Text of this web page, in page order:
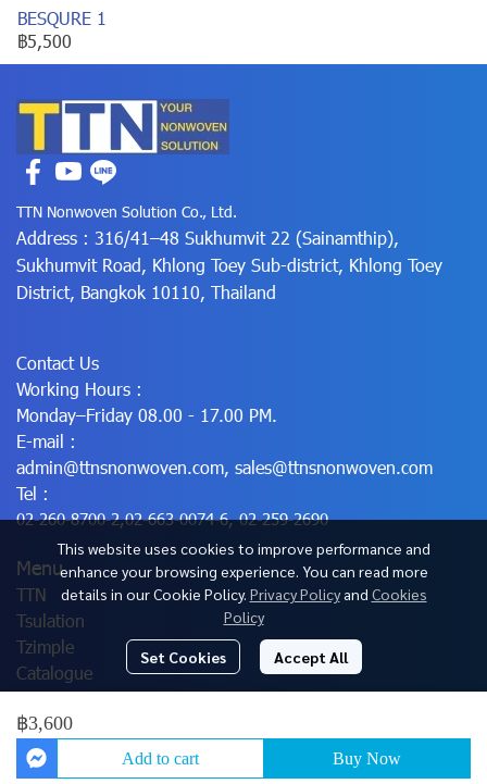
BESQURE 1
฿5,500
฿3,600
Add to cart Buy Now
This website uses cookies to improve performance and
enhance your browsing experience. You can read more
details in our Cookie Policy. Privacy Policy and Cookies
Policy
Set Cookies Accept All
TTN Nonwoven Solution Co., Ltd.
Address : 316/41–48 Sukhumvit 22 (Sainamthip),
Sukhumvit Road, Khlong Toey Sub-district, Khlong Toey
District, Bangkok 10110, Thailand
Contact Us
Working Hours :
Monday–Friday 08.00 - 17.00 PM.
E-mail :
admin@ttnsnonwoven.com, sales@ttnsnonwoven.com
Tel :
02-260-8700-2,02-663-0074-6,02-259-2690
Menu
TTN
Tsulation
Tzimple
Catalogue